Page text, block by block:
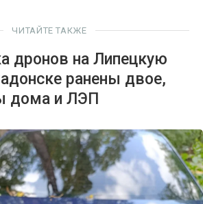
ЧИТАЙТЕ ТАКЖЕ
дронов на Липецкую
ранены двое,
дома и ЛЭП